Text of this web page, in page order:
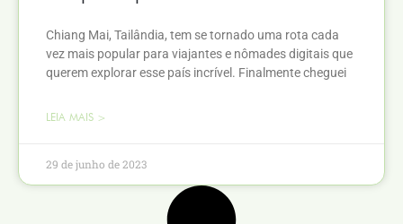
Chiang Mai, Tailândia, tem se tornado uma rota cada
vez mais popular para viajantes e nômades digitais que
querem explorar esse país incrível. Finalmente cheguei
LEIA MAIS >
29 de junho de 2023